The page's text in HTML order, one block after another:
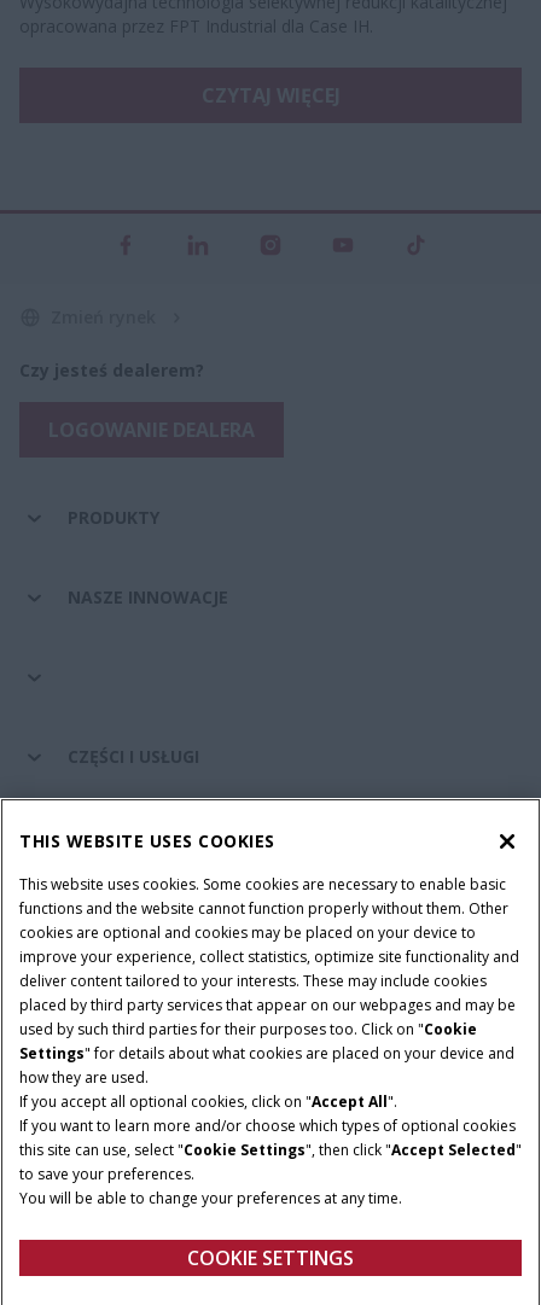
opracowana przez FPT Industrial dla Case IH.
Czy jesteś dealerem?
PRODUKTY
NASZE INNOWACJE
CZĘŚCI I USŁUGI
ŚWIAT CASE IH
Regulamin
Informacje na temat ochrony prywatności
Adres wydawniczy
Cookie Settings
Telematyka – informacja o ochronie prywatności
© 2026 CNH Industrial America LLC. All Rights Reserved. Case IH is a
trademark of CNH Industrial America LLC.
THIS WEBSITE USES COOKIES
This website uses cookies. Some cookies are necessary to enable basic
functions and the website cannot function properly without them. Other
cookies are optional and cookies may be placed on your device to
improve your experience, collect statistics, optimize site functionality and
deliver content tailored to your interests. These may include cookies
placed by third party services that appear on our webpages and may be
used by such third parties for their purposes too. Click on "Cookie
Settings" for details about what cookies are placed on your device and
how they are used.
If you accept all optional cookies, click on "Accept All".
If you want to learn more and/or choose which types of optional cookies
this site can use, select "Cookie Settings", then click "Accept Selected"
to save your preferences.
You will be able to change your preferences at any time.
COOKIE SETTINGS